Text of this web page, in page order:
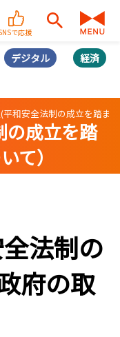
で応援
デジタル 経済
平和安全法制の成立を踏ま
の成立を踏
て）
法制の
府の取